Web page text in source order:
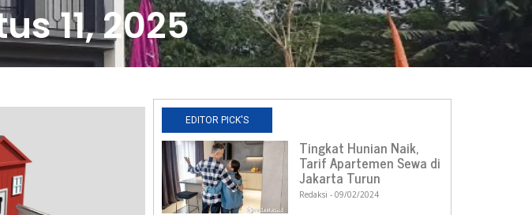
11, 2025
EDITOR PICK'S
Tingkat Hunian Naik,
Tarif Apartemen Sewa di
Jakarta Turun
Redaksi 09/02/2024